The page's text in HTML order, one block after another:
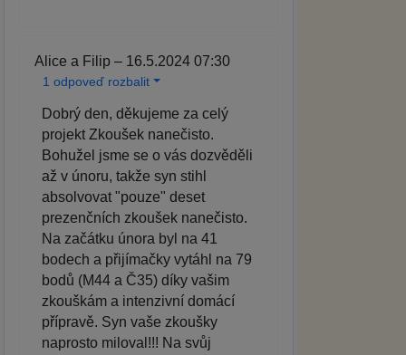
Alice a Filip – 16.5.2024 07:30
1 odpoveď rozbalit
Dobrý den, děkujeme za celý
projekt Zkoušek nanečisto.
Bohužel jsme se o vás dozvěděli
až v únoru, takže syn stihl
absolvovat "pouze" deset
prezenčních zkoušek nanečisto.
Na začátku února byl na 41
bodech a přijímačky vytáhl na 79
bodů (M44 a Č35) díky vašim
zkouškám a intenzivní domácí
přípravě. Syn vaše zkoušky
naprosto miloval!!! Na svůj